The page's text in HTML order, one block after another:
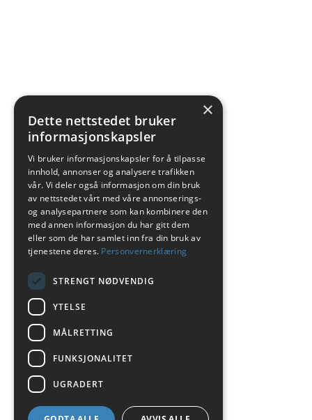
×
Dette nettstedet bruker
informasjonskapsler
Vi bruker informasjonskapsler for å tilpasse
innhold, annonser og analysere trafikken
vår. Vi deler også informasjon om din bruk
av nettstedet vårt med våre annonserings-
og analysepartnere som kan kombinere den
med annen informasjon du har gitt dem
eller som de har samlet inn fra din bruk av
tjenestene deres. Personvernerklæring
STRENGT NØDVENDIG
YTELSE
MÅLRETTING
FUNKSJONALITET
UGRADERT